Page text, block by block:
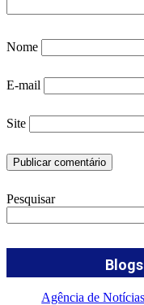
Nome
E-mail
Site
Pesquisar
Agência de